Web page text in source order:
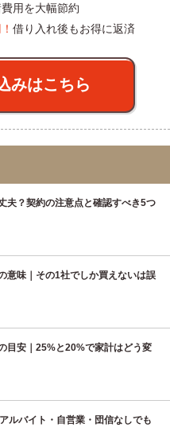
用を大幅節約
借り入れ後もお得に返済
みはこちら
夫？契約の注意点と確認すべき5つ
意味｜その1社でしか買えないは誤
目安｜25%と20%で家計はどう変
ルバイト・自営業・団信なしでも